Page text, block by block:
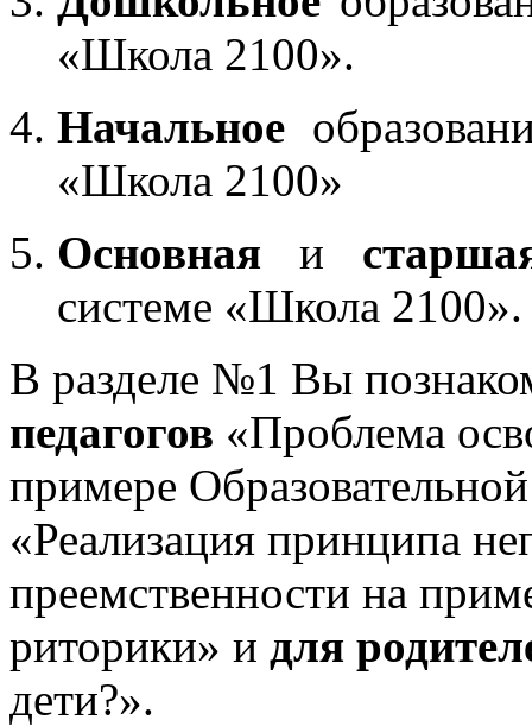
«Школа 2100».
Начальное
«Школа 2100»
Основная и
системе «Школа 2100».
В разделе №1 Вы
педагогов «Проблема
примере
«Реализация принципа
преемственности на
риторики» и для
дети?».